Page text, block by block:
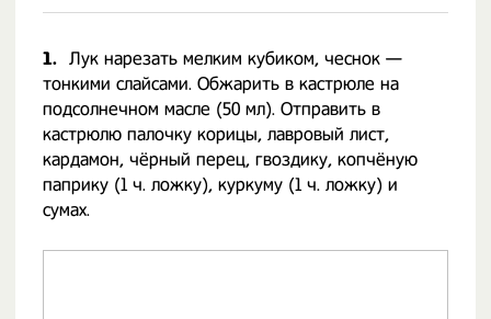
1. Лук нарезать мелким кубиком, чеснок —
тонкими слайсами. Обжарить в кастрюле на
подсолнечном масле (50 мл). Отправить в
кастрюлю палочку корицы, лавровый лист,
кардамон, чёрный перец, гвоздику, копчёную
паприку (1 ч. ложку), куркуму (1 ч. ложку) и
сумах.